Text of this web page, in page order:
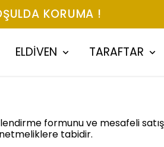
KORUMA !
ELDİVEN TARAFTAR
formunu ve mesafeli satış
tabidir.